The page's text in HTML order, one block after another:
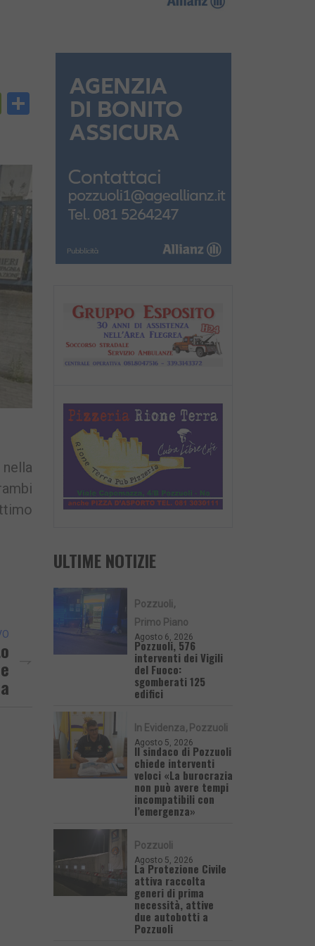
PrintFriendly
Condividi
ULTIME NOTIZIE
Pozzuoli
Primo Piano
Agosto 6, 2026
Pozzuoli, 576
interventi dei Vigili
del Fuoco:
sgomberati 125
edifici
In Evidenza Pozzuoli
Agosto 5, 2026
Il sindaco di Pozzuoli
chiede interventi
veloci «La burocrazia
non può avere tempi
incompatibili con
l’emergenza»
Pozzuoli
Agosto 5, 2026
La Protezione Civile
attiva raccolta
generi di prima
necessità, attive
due autobotti a
Pozzuoli